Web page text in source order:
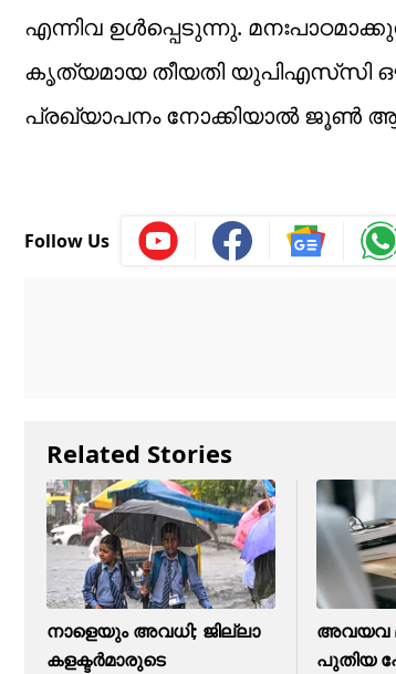
എന്നിവ ഉൾപ്പെടുന്നു.
കൃത്യമായ തീയതി യു‌പി‌എസ്‌സി
പ്രഖ്യാപനം നോക്കിയാൽ ജൂൺ
Follow Us
Related Stories
നാളെയും അവധി; ജില്ലാ
കളക്ടര്‍മാരുടെ
അവയവ
പുതിയ